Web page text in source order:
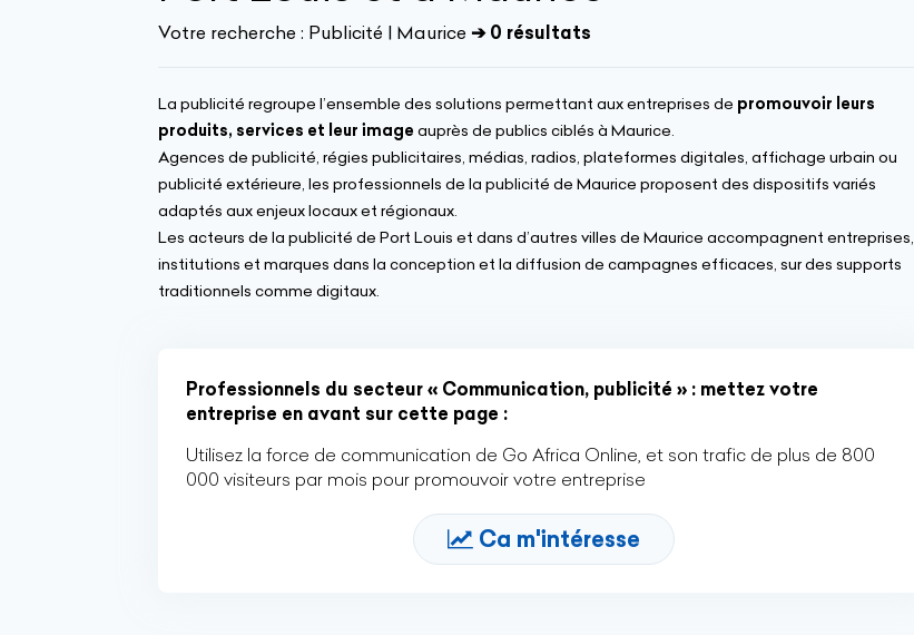
Votre recherche : Publicité | Maurice ➔ 0 résultats
La publicité regroupe l’ensemble des solutions permettant aux entreprises de promouvoir leurs
produits, services et leur image auprès de publics ciblés à Maurice.
Agences de publicité, régies publicitaires, médias, radios, plateformes digitales, affichage urbain ou
publicité extérieure, les professionnels de la publicité de Maurice proposent des dispositifs variés
adaptés aux enjeux locaux et régionaux.
Les acteurs de la publicité de Port Louis et dans d’autres villes de Maurice accompagnent entreprises,
institutions et marques dans la conception et la diffusion de campagnes efficaces, sur des supports
traditionnels comme digitaux.
Professionnels du secteur « Communication, publicité » : mettez votre
entreprise en avant sur cette page :
Utilisez la force de communication de Go Africa Online, et son trafic de plus de 800
000 visiteurs par mois pour promouvoir votre entreprise
Ca m'intéresse